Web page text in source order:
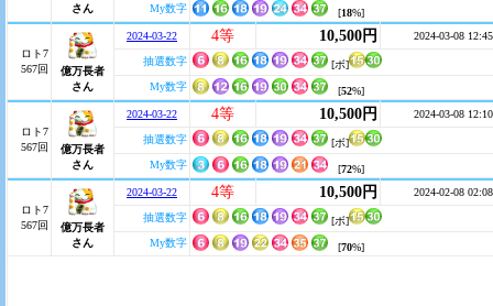
さん
My数字
[18%]
ロト7
567回
億万長者
さん
2024-03-22 4等 10,500円 2024-03-08 12:45
抽選数字
[ボ]
My数字
[52%]
ロト7
567回
億万長者
さん
2024-03-22 4等 10,500円 2024-03-08 12:10
抽選数字
[ボ]
My数字
[72%]
ロト7
567回
億万長者
さん
2024-03-22 4等 10,500円 2024-02-08 02:08
抽選数字
[ボ]
My数字
[70%]